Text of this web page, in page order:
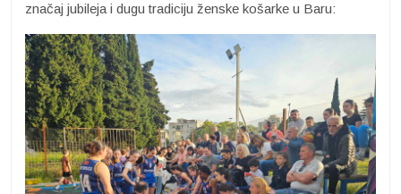
značaj jubileja i dugu tradiciju ženske košarke u Baru: